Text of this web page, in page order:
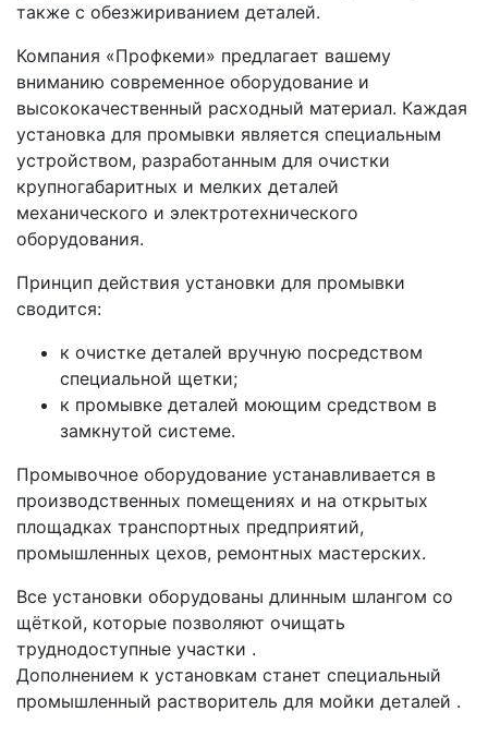
также с обезжириванием деталей.
Компания «Профкеми» предлагает вашему
вниманию современное оборудование и
высококачественный расходный материал. Каждая
установка для промывки является специальным
устройством, разработанным для очистки
крупногабаритных и мелких деталей
механического и электротехнического
оборудования.
Принцип действия установки для промывки
сводится:
к очистке деталей вручную посредством
специальной щетки;
к промывке деталей моющим средством в
замкнутой системе.
Промывочное оборудование устанавливается в
производственных помещениях и на открытых
площадках транспортных предприятий,
промышленных цехов, ремонтных мастерских.
Все установки оборудованы длинным шлангом со
щёткой, которые позволяют очищать
труднодоступные участки .
Дополнением к установкам станет специальный
промышленный растворитель для мойки деталей .